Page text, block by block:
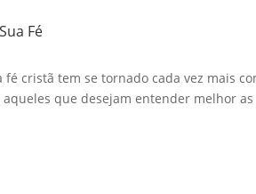
Fé
cristã tem se tornado cada vez mais
que desejam entender melhor as